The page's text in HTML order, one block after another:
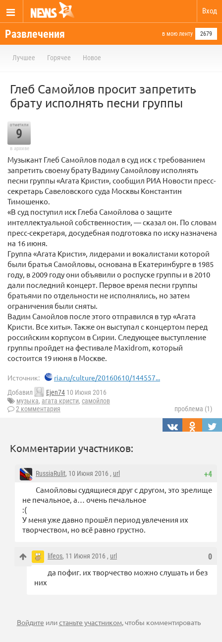
Вход
Развлечения в мою ленту 2679
Лучшее Горячее Новое
Глеб Самойлов просит запретить
брату исполнять песни группы
отметили
9
в архиве
Музыкант Глеб Самойлов подал в суд иск с требованием
запретить своему брату Вадиму Самойлову исполнять
песни группы «Агата Кристи», сообщил РИА Новости пресс-
секретарь Савеловского суда Москвы Константин
Тимошенко.
«В суд поступил иск Глеба Самойлова о защите
интеллектуальной собственности», — сказал он. По словам
пресс-секретаря, досудебная подготовка по иску назначена
на 16 июня.
Группа «Агата Кристи», лидерами и вокалистами которой
были братья Самойловы, основана в Екатеринбурге в 1985
году, в 2009 году они объявили о роспуске группы и в 2010
дали последний концерт. Первое время песни группы
братьями по отдельности не исполнялись, но затем
ограничения были сняты.
Вадим Самойлов после этого отправился в тур «Агата
Кристи. Все хиты». Также он выступал с концертом перед
российским корпусом в Сирии. Следующее выступление
группы пройдет на фестивале Maxidrom, который
состоится 19 июня в Москве.
Источник: ria.ru/culture/20160610/144557...
Добавил Ejen74 10 Июня 2016
музыка, агата кристи, самойлов
2 комментария
проблема (1)
Комментарии участников:
+4
RussiaRulit, 10 Июня 2016 , url
Самойловы судящиеся друг с другом, это зрелище
не печальное, а… очень печальное
:(
У меня уже давно прошёл период увлечения их
творчеством, но всё равно грустно.
0
lifeos, 11 Июня 2016 , url
да пофиг. их творчество можно слушать и без
них
Войдите илистаньте участником, чтобы комментировать